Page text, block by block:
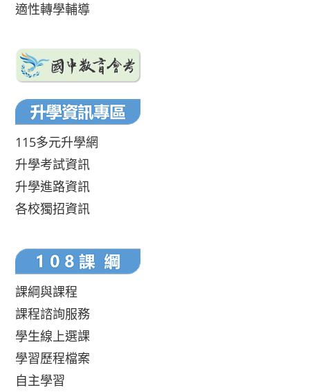
適性轉學輔導
115多元升學網
升學考試資訊
升學進路資訊
各校獨招資訊
課綱與課程
課程諮詢服務
學生線上選課
學習歷程檔案
自主學習